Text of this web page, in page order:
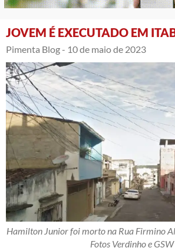
JOVEM É EXECUTADO EM
Pimenta Blog - 10 de maio de 2023
Hamilton Junior foi morto na Rua Firmino
Fotos Verdinho e GSW